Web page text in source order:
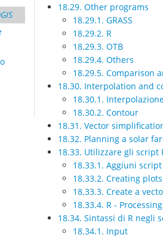
18.29. Other programs
18.29.1. GRASS
18.29.2. R
18.29.3. OTB
18.29.4. Others
18.29.5. Comparison
18.30. Interpolation and
18.30.1.
18.30.2. Contour
18.31. Vector
18.32. Planning a solar
18.33. Utilizzare gli script
18.33.1. Aggiuni script
18.33.2. Creating plots
18.33.3. Create a
18.33.4. R -
18.34. Sintassi di R negli
18.34.1. Input